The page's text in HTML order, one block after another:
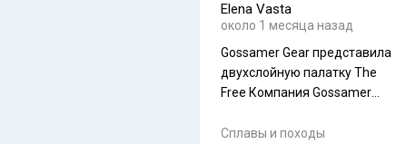
Elena Vasta
около 1 месяца назад
Gossamer Gear представила
двухслойную палатку The
Free Компания Gossamer
туристическую палатку The
Сплавы и походы